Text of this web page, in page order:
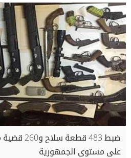
ضبط 483
على مستوى الجمهورية